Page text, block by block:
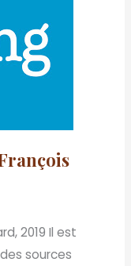
2019 Il est
sources